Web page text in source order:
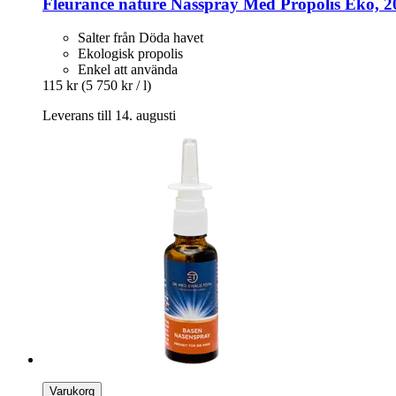
Salter från Döda havet
Ekologisk propolis
Enkel att använda
115 kr (5 750 kr / l)
Leverans till 14. augusti
Varukorg